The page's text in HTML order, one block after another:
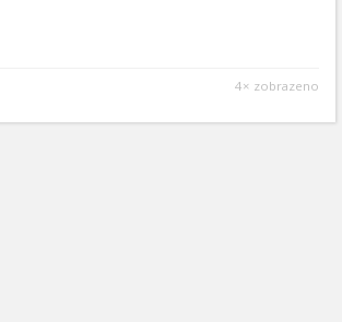
4× zobrazeno